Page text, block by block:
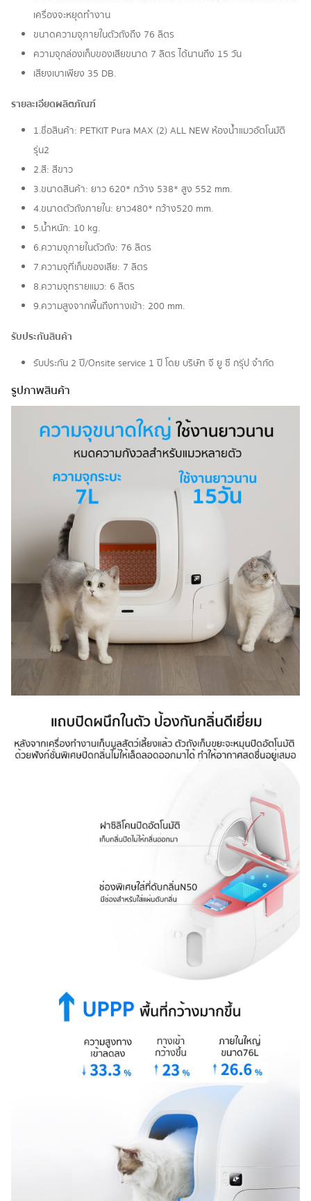
เครื่องจะหยุดทำงาน
ขนาดความจุภายในตัวถังถึง 76 ลิตร
ความจุกล่องเก็บของเสียขนาด 7 ลิตร ได้นานถึง 15 วัน
เสียงเบาเพียง 35 DB.
รายละเอียดผลิตภัณฑ์
1.ชื่อสินค้า: PETKIT Pura MAX (2) ALL NEW ห้องน้ำแมวอัตโนมัติ
รุ่น2
2.สี: สีขาว
3.ขนาดสินค้า: ยาว 620* กว้าง 538* สูง 552 mm.
4.ขนาดตัวถังภายใน: ยาว480* กว้าง520 mm.
5.น้ำหนัก: 10 kg.
6.ความจุภายในตัวถัง: 76 ลิตร
7.ความจุที่เก็บของเสีย: 7 ลิตร
8.ความจุทรายแมว: 6 ลิตร
9.ความสูงจากพื้นถึงทางเข้า: 200 mm.
รับประกันสินค้า
รับประกัน 2 ปี/Onsite service 1 ปี โดย บริษัท จี ยู ซี กรุ๊ป จำกัด
รูปภาพสินค้า